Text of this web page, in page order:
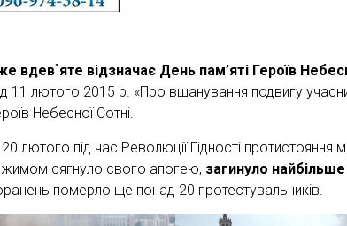
вдев`яте відзначає День пам’яті Героїв
11 лютого 2015 р. «Про вшанування подвигу
Небесної Сотні.
лютого під час Революції Гідності протистояння
сягнуло свого апогею, загинуло
померло ще понад 20 протестувальників.